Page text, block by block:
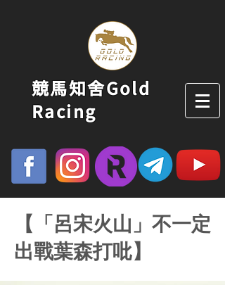
競馬知舍Gold
Racing
【「呂宋火山」不一定
出戰葉森打吡】